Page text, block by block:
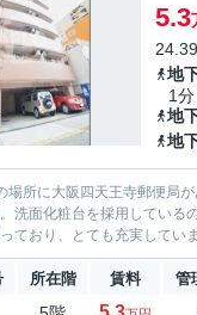
5.3
地
1分
地
地
場所に大阪四天王寺郵便局
洗面化粧台を採用している
ており、とても充実してい
所在階 賃料 管